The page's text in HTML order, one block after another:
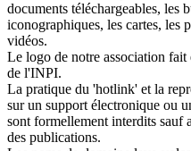
documents téléchargeables, les
iconographiques, les cartes, les
vidéos.
Le logo de notre association
de l'INPI.
La pratique du 'hotlink' et la
sur un support électronique ou
sont formellement interdits sauf
des publications.